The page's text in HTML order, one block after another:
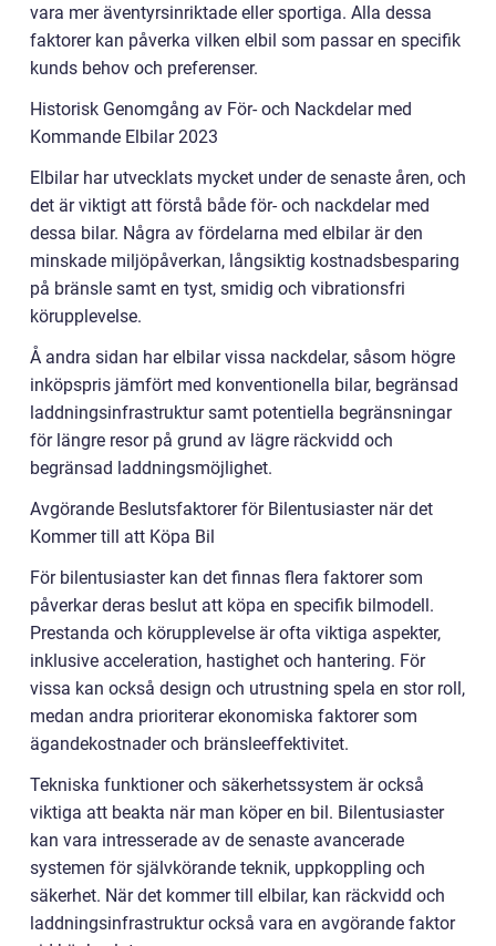
vara mer äventyrsinriktade eller sportiga. Alla dessa
faktorer kan påverka vilken elbil som passar en specifik
kunds behov och preferenser.
Historisk Genomgång av För- och Nackdelar med
Kommande Elbilar 2023
Elbilar har utvecklats mycket under de senaste åren, och
det är viktigt att förstå både för- och nackdelar med
dessa bilar. Några av fördelarna med elbilar är den
minskade miljöpåverkan, långsiktig kostnadsbesparing
på bränsle samt en tyst, smidig och vibrationsfri
körupplevelse.
Å andra sidan har elbilar vissa nackdelar, såsom högre
inköpspris jämfört med konventionella bilar, begränsad
laddningsinfrastruktur samt potentiella begränsningar
för längre resor på grund av lägre räckvidd och
begränsad laddningsmöjlighet.
Avgörande Beslutsfaktorer för Bilentusiaster när det
Kommer till att Köpa Bil
För bilentusiaster kan det finnas flera faktorer som
påverkar deras beslut att köpa en specifik bilmodell.
Prestanda och körupplevelse är ofta viktiga aspekter,
inklusive acceleration, hastighet och hantering. För
vissa kan också design och utrustning spela en stor roll,
medan andra prioriterar ekonomiska faktorer som
ägandekostnader och bränsleeffektivitet.
Tekniska funktioner och säkerhetssystem är också
viktiga att beakta när man köper en bil. Bilentusiaster
kan vara intresserade av de senaste avancerade
systemen för självkörande teknik, uppkoppling och
säkerhet. När det kommer till elbilar, kan räckvidd och
laddningsinfrastruktur också vara en avgörande faktor